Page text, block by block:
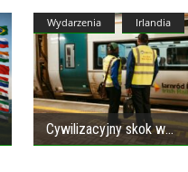
Wydarzenia Irlandia
Cywilizacyjny skok w